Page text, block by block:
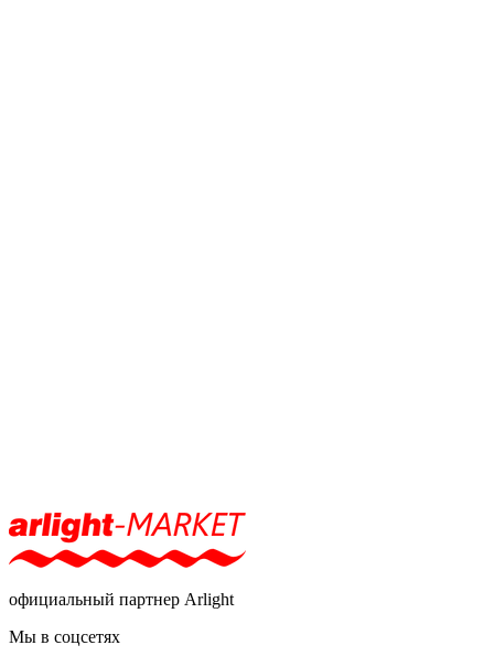
официальный партнер Arlight
Мы в соцсетях